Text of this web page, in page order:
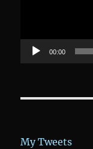
00:00
My Tweets